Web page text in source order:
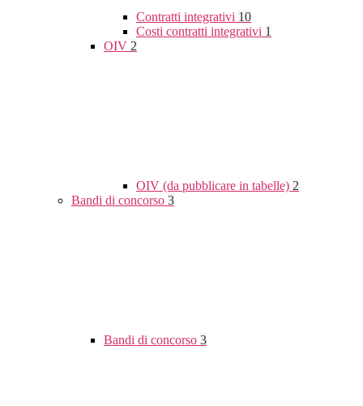
Contratti integrativi 10
Costi contratti integrativi 1
OIV 2
OIV (da pubblicare in tabelle) 2
Bandi di concorso 3
Bandi di concorso 3